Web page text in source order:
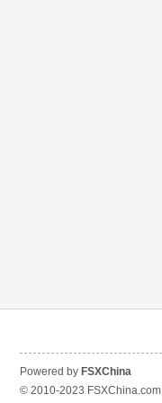
Powered by FSXChina
© 2010-2023 FSXChina.com